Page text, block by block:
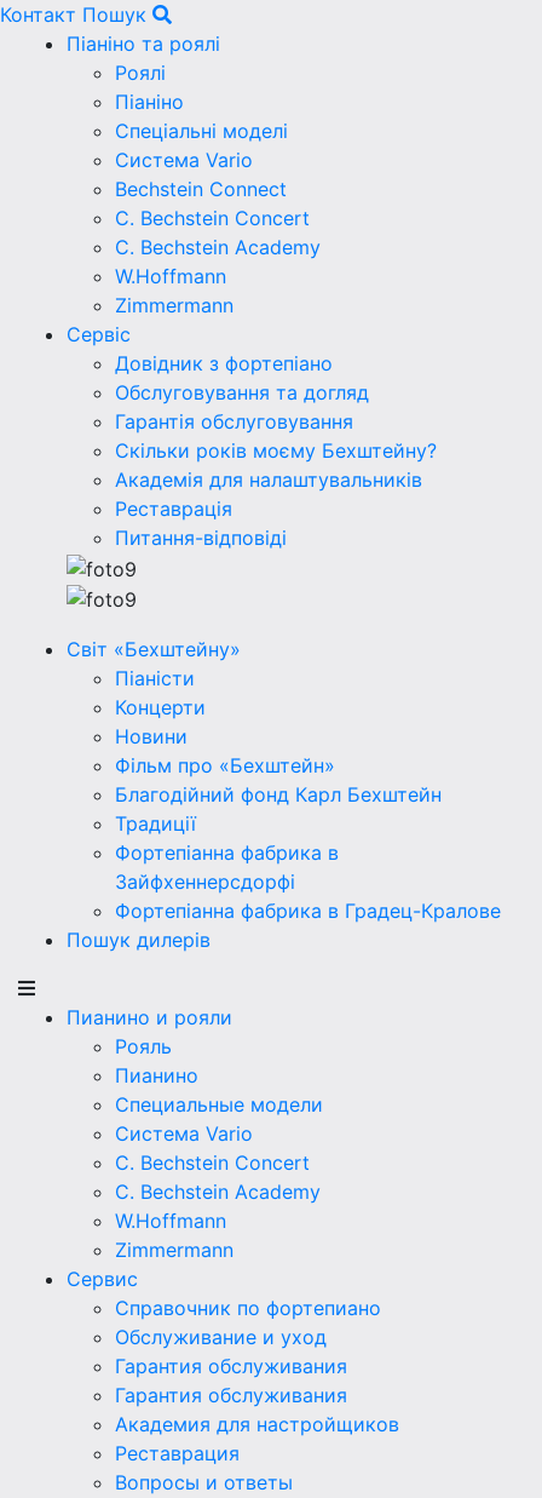
Контакт Пошук
Піаніно та роялі
Роялі
Піаніно
Спеціальні моделі
Система Vario
Bechstein Connect
C. Bechstein Concert
C. Bechstein Academy
W.Hoffmann
Zimmermann
Сервіс
Довідник з фортепіано
Обслуговування та догляд
Гарантія обслуговування
Скільки років моєму Бехштейну?
Академія для налаштувальників
Реставрація
Питання-відповіді
Світ «Бехштейну»
Піаністи
Концерти
Новини
Фільм про «Бехштейн»
Благодійний фонд Карл Бехштейн
Традиції
Фортепіанна фабрика в
Зайфхеннерсдорфi
Фортепіанна фабрика в Градец-Кралове
Пошук дилерів
Пианино и рояли
Рояль
Пианино
Специальные модели
Система Vario
C. Bechstein Concert
C. Bechstein Academy
W.Hoffmann
Zimmermann
Сервис
Справочник по фортепиано
Обслуживание и уход
Гарантия обслуживания
Гарантия обслуживания
Академия для настройщиков
Реставрация
Вопросы и ответы